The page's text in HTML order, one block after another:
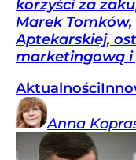
korzyści za
Marek Tomków,
Aptekarskiej,
marketingową
Aktualności
Anna